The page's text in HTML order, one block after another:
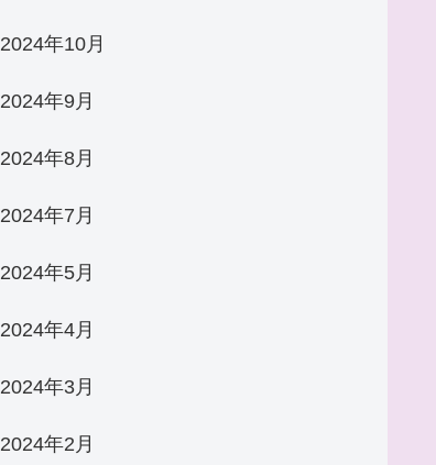
2024年10月
2024年9月
2024年8月
2024年7月
2024年5月
2024年4月
2024年3月
2024年2月